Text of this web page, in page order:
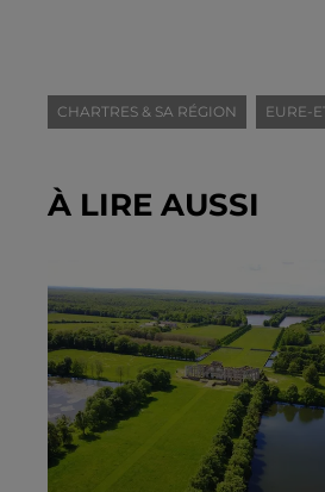
CHARTRES & SA RÉGION EURE-
À LIRE AUSSI